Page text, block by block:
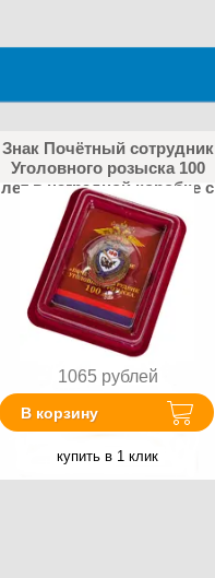
Знак Почётный сотрудник
Уголовного розыска 100
лет в наградной коробке с
удостоверением в
комплекте
1065 рублей
В корзину
купить в 1 клик